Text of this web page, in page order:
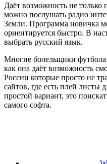
Даёт возможность не
можно послушать радио
Земли. Программа новичка
ориентируется быстро. В
выбрать русский язык.
Многие болельщики
как она даёт возможность
России которые просто не
сайтов, где есть плей листы
простой вариант, это
самого софта.